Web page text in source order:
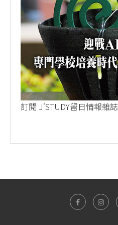
訂閱 J'STUDY留日情報雜誌